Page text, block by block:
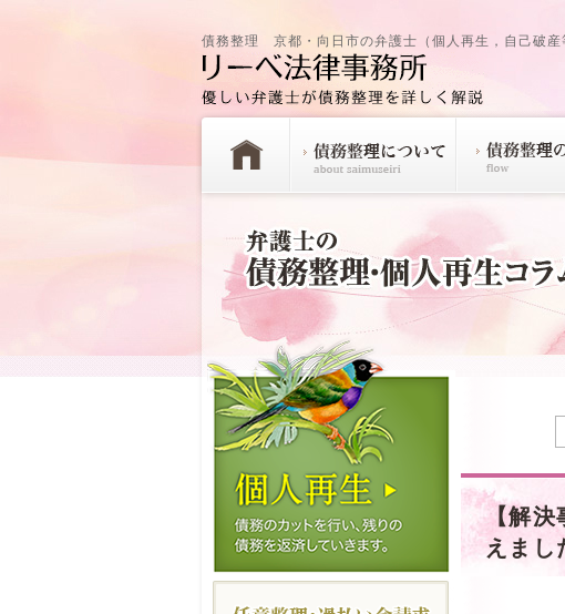
債務整理 京都・向日市の弁護士（個人再生，自己破産
【解決
えまし